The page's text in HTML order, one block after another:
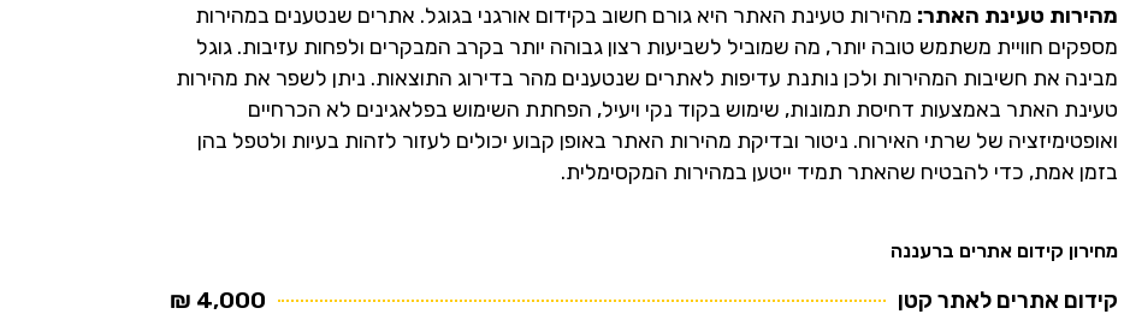
מהירות טעינת האתר: מהירות טעינת האתר היא גורם חשוב בקידום אורגני בגוגל. אתרים שנטענים במהירות
מספקים חוויית משתמש טובה יותר, מה שמוביל לשביעות רצון גבוהה יותר בקרב המבקרים ולפחות עזיבות. גוגל
מבינה את חשיבות המהירות ולכן נותנת עדיפות לאתרים שנטענים מהר בדירוג התוצאות. ניתן לשפר את מהירות
טעינת האתר באמצעות דחיסת תמונות, שימוש בקוד נקי ויעיל, הפחתת השימוש בפלאגינים לא הכרחיים
ואופטימיזציה של שרתי האירוח. ניטור ובדיקת מהירות האתר באופן קבוע יכולים לעזור לזהות בעיות ולטפל בהן
בזמן אמת, כדי להבטיח שהאתר תמיד ייטען במהירות המקסימלית.
מחירון קידום אתרים ברעננה
קידום אתרים לאתר קטן 4,000 ₪